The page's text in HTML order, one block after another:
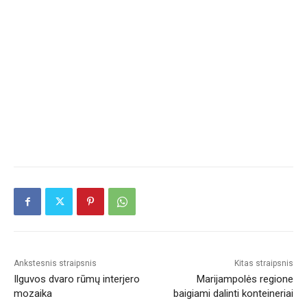
Ankstesnis straipsnis
Ilguvos dvaro rūmų interjero
mozaika
Kitas straipsnis
Marijampolės regione
baigiami dalinti konteineriai